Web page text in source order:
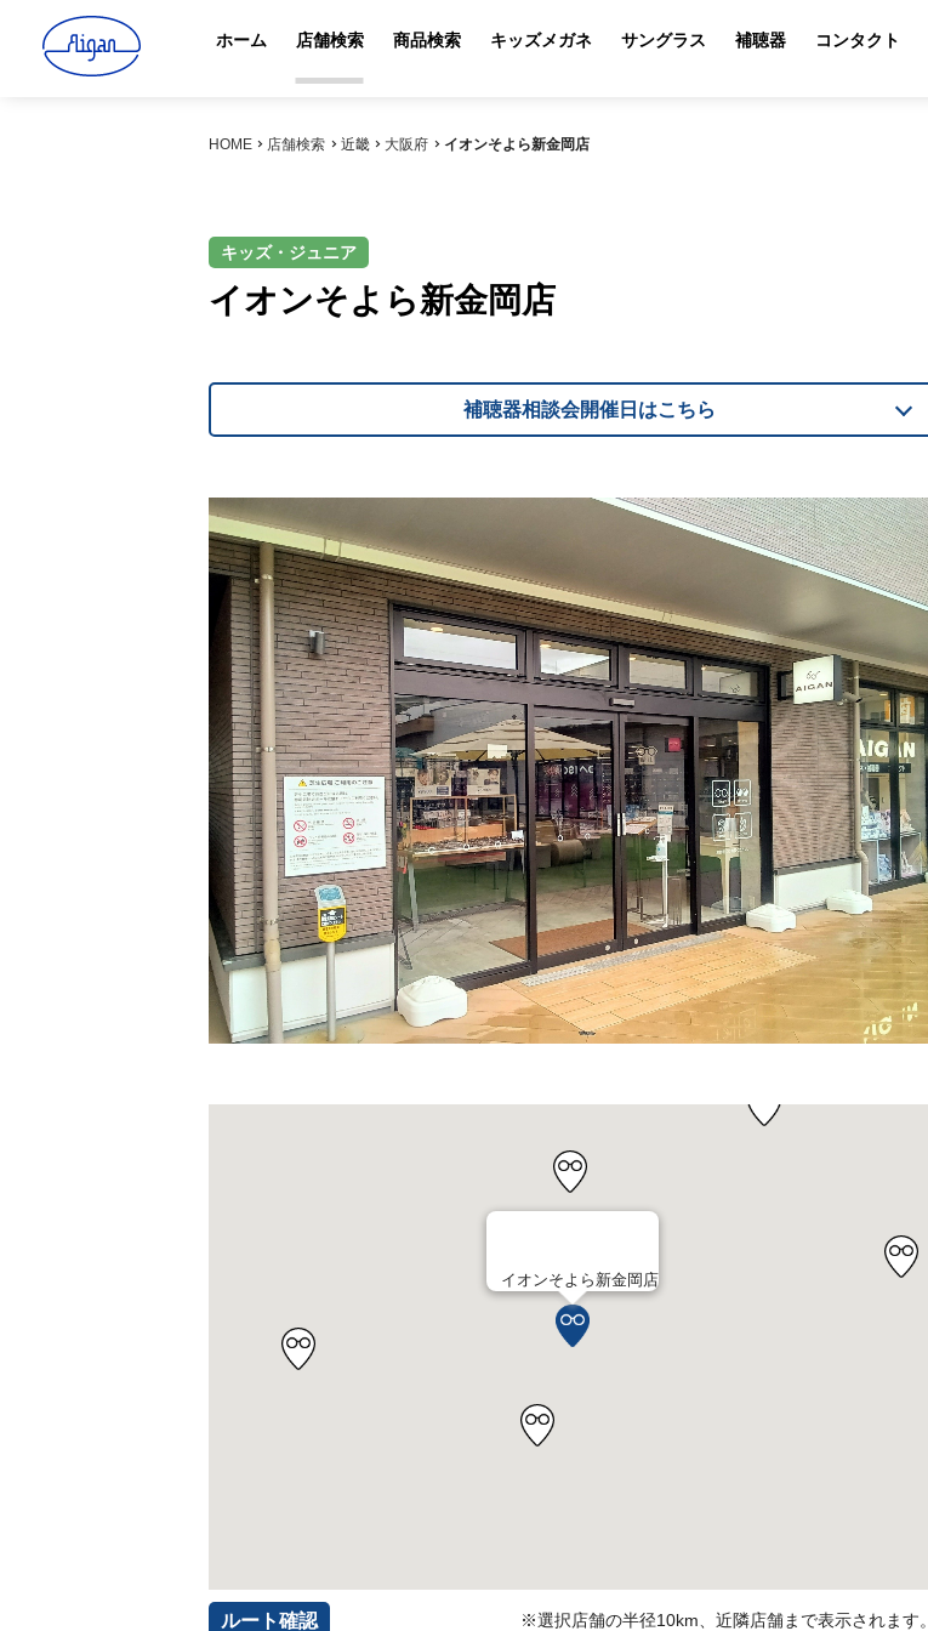
ホーム 店舗検索 商品検索 キッズメガネ サングラス 補聴器 コンタクト
HOME 店舗検索 近畿 大阪府 イオンそよら新金岡店
キッズ・ジュニア
イオンそよら新金岡店
補聴器相談会開催日はこちら
イオンそよら新金岡店
ルート確認 ※選択店舗の半径10km、近隣店舗まで表示されます。